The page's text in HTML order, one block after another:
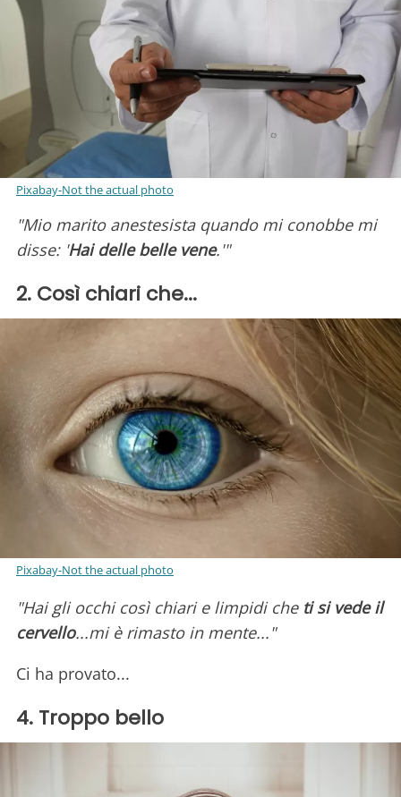
Pixabay-Not the actual photo
"Mio marito anestesista quando mi conobbe mi
disse: 'Hai delle belle vene.'"
2. Così chiari che...
Pixabay-Not the actual photo
"Hai gli occhi così chiari e limpidi che ti si vede il
cervello...mi è rimasto in mente..."
Ci ha provato...
4. Troppo bello